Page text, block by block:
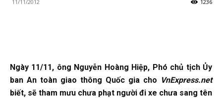
11/11/2012 1236
Ngày 11/11, ông Nguyễn Hoàng Hiệp, Phó chủ tịch Ủy
ban An toàn giao thông Quốc gia cho VnExpress.net
biết, sẽ tham mưu chưa phạt người đi xe chưa sang tên